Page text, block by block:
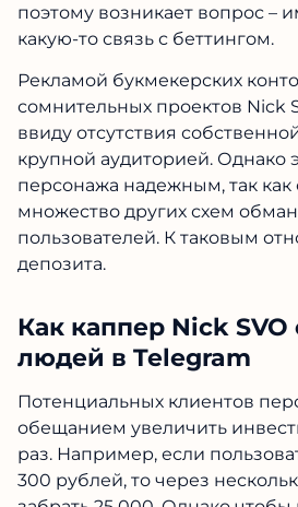
поэтому возникает вопрос –
какую-то связь с беттингом.
Рекламой букмекерских
сомнительных проектов Nick
ввиду отсутствия
крупной аудиторией. Однако
персонажа надежным, так как
множество других схем
пользователей. К таковым
депозита.
Как каппер Nick
людей в Telegram
Потенциальных клиентов
обещанием увеличить
раз. Например, если
300 рублей, то через